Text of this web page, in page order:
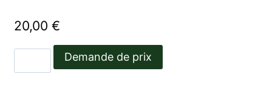
20,00 €
de
Demande de prix